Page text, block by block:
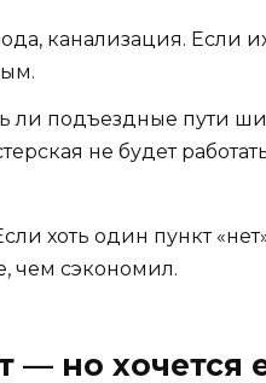
канализация. Если
ли подъездные пути
не будет
хоть один пункт
чем сэкономил.
— но хочется